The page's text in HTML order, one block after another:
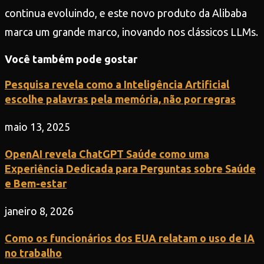
continua evoluindo, e este novo produto da Alibaba
marca um grande marco, inovando nos clássicos LLMs.
Você também pode gostar
Pesquisa revela como a Inteligência Artificial
escolhe palavras pela memória, não por regras
maio 13, 2025
OpenAI revela ChatGPT Saúde como uma
Experiência Dedicada para Perguntas sobre Saúde
e Bem-estar
janeiro 8, 2026
Como os funcionários dos EUA relatam o uso de IA
no trabalho